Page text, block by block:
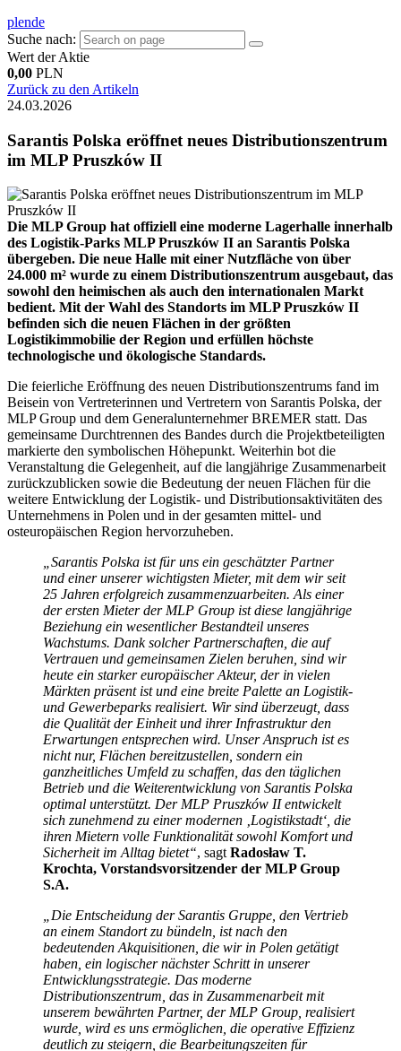
plende
Suche nach:
Wert der Aktie
0,00 PLN
Zurück zu den Artikeln
24.03.2026
Sarantis Polska eröffnet neues Distributionszentrum
im MLP Pruszków II
Die MLP Group hat offiziell eine moderne Lagerhalle innerhalb
des Logistik-Parks MLP Pruszków II an Sarantis Polska
übergeben. Die neue Halle mit einer Nutzfläche von über
24.000 m² wurde zu einem Distributionszentrum ausgebaut, das
sowohl den heimischen als auch den internationalen Markt
bedient. Mit der Wahl des Standorts im MLP Pruszków II
befinden sich die neuen Flächen in der größten
Logistikimmobilie der Region und erfüllen höchste
technologische und ökologische Standards.
Die feierliche Eröffnung des neuen Distributionszentrums fand im
Beisein von Vertreterinnen und Vertretern von Sarantis Polska, der
MLP Group und dem Generalunternehmer BREMER statt. Das
gemeinsame Durchtrennen des Bandes durch die Projektbeteiligten
markierte den symbolischen Höhepunkt. Weiterhin bot die
Veranstaltung die Gelegenheit, auf die langjährige Zusammenarbeit
zurückzublicken sowie die Bedeutung der neuen Flächen für die
weitere Entwicklung der Logistik- und Distributionsaktivitäten des
Unternehmens in Polen und in der gesamten mittel- und
osteuropäischen Region hervorzuheben.
„Sarantis Polska ist für uns ein geschätzter Partner
und einer unserer wichtigsten Mieter, mit dem wir seit
25 Jahren erfolgreich zusammenzuarbeiten. Als einer
der ersten Mieter der MLP Group ist diese langjährige
Beziehung ein wesentlicher Bestandteil unseres
Wachstums. Dank solcher Partnerschaften, die auf
Vertrauen und gemeinsamen Zielen beruhen, sind wir
heute ein starker europäischer Akteur, der in vielen
Märkten präsent ist und eine breite Palette an Logistik-
und Gewerbeparks realisiert. Wir sind überzeugt, dass
die Qualität der Einheit und ihrer Infrastruktur den
Erwartungen entsprechen wird. Unser Anspruch ist es
nicht nur, Flächen bereitzustellen, sondern ein
ganzheitliches Umfeld zu schaffen, das den täglichen
Betrieb und die Weiterentwicklung von Sarantis Polska
optimal unterstützt. Der MLP Pruszków II entwickelt
sich zunehmend zu einer modernen ‚Logistikstadt‘, die
ihren Mietern volle Funktionalität sowohl Komfort und
Sicherheit im Alltag bietet“, sagtRadosław T.
Krochta, Vorstandsvorsitzender der MLP Group
S.A.
„Die Entscheidung der Sarantis Gruppe, den Vertrieb
an einem Standort zu bündeln, ist nach den
bedeutenden Akquisitionen, die wir in Polen getätigt
haben, ein logischer nächster Schritt in unserer
Entwicklungsstrategie. Das moderne
Distributionszentrum, das in Zusammenarbeit mit
unserem bewährten Partner, der MLP Group, realisiert
wurde, wird es uns ermöglichen, die operative Effizienz
deutlich zu steigern, die Bearbeitungszeiten für